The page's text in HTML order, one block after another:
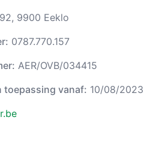
9900 Eeklo
0787.770.157
AER/OVB/034415
toepassing vanaf: 10/08/2023